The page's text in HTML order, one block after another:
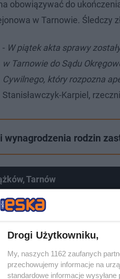
obowiązywać do
w Tarnowie. Śledczy
- W piątek akta sprawy
w Tarnowie do Sądu
Cywilnego, który rozpozna
Stanisławczyk-Karpiel,
rodzin
Tarnów
Drogi Użytkowniku,
My, naszych 1162 zaufanych
przechowujemy informacje na
standardowe informacje